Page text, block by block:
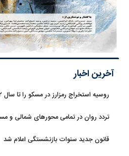
آخرین اخبار
روسیه استخراج رمزارز در مسکو را تا سال ۲۰۳۲ ممنوع کرد
تردد روان در تمامی محورهای شمالی و
قانون جدید سنوات بازنشستگی اعلام شد